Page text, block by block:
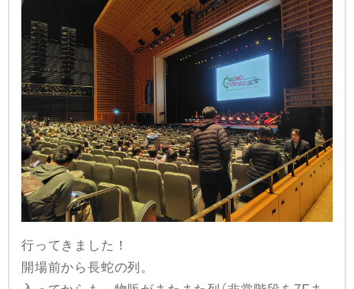
行ってきました！
開場前から長蛇の列。